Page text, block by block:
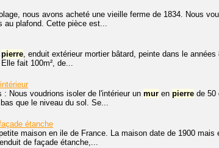
nous avons acheté une vieille ferme de 1834. Nous
au plafond. Cette pièce est...
pierre, enduit extérieur mortier bâtard, peinte dans le
fait 100m², de...
Nous voudrions isoler de l'intérieur un mur en pierre de 50
que le niveau du sol. Se...
étanche
maison en ile de France. La maison date de 1900 mais
de façade étanche,...